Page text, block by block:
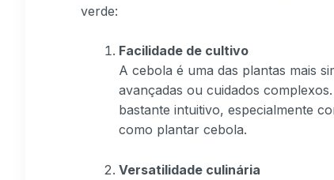
verde:
Facilidade de cultivo
A cebola é uma das plantas mais
avançadas ou cuidados
bastante intuitivo, especialmente
como plantar cebola.
Versatilidade culinária